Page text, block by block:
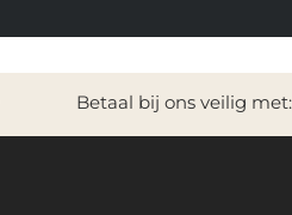
Betaal bij ons veilig met: